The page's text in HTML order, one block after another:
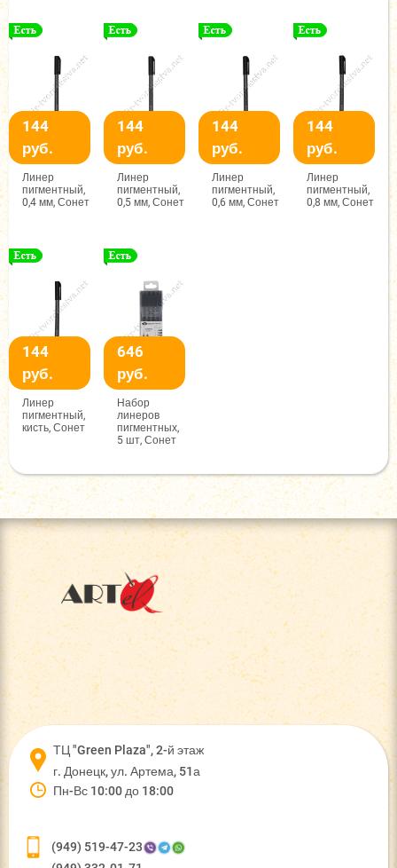
144
руб.
Линер
пигментный,
0,4 мм, Сонет
144
руб.
Линер
пигментный,
0,5 мм, Сонет
144
руб.
Линер
пигментный,
0,6 мм, Сонет
144
руб.
Линер
пигментный,
0,8 мм, Сонет
144
руб.
Линер
пигментный,
кисть, Сонет
646
руб.
Набор
линеров
пигментных,
5 шт, Сонет
ТЦ "Green Plaza", 2-й этаж
г. Донецк, ул. Артема, 51а
Пн-Вс 10:00 до 18:00
(949) 519-47-23